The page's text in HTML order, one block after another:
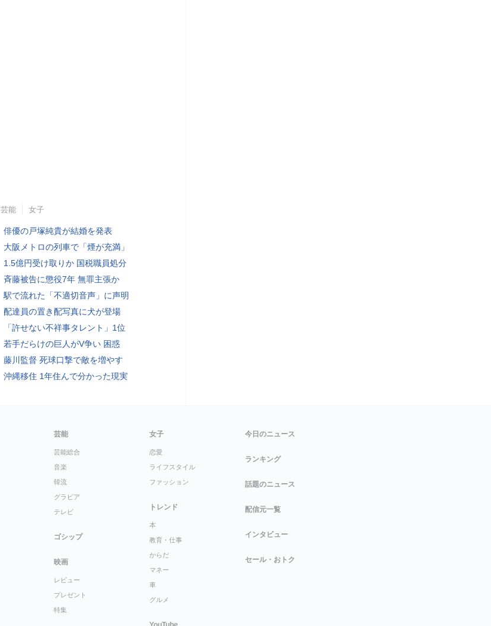
芸能 女子
俳優の戸塚純貴が結婚を発表
大阪メトロの列車で「煙が充満」
1.5億円受け取りか 国税職員処分
斉藤被告に懲役7年 無罪主張か
駅で流れた「不適切音声」に声明
配達員の置き配写真に犬が登場
「許せない不祥事タレント」1位
若手だらけの巨人がV争い 困惑
藤川監督 死球口撃で敵を増やす
沖縄移住 1年住んで分かった現実
芸能
芸能総合
音楽
韓流
グラビア
テレビ
ゴシップ
映画
レビュー
プレゼント
特集
女子
恋愛
ライフスタイル
ファッション
トレンド
本
教育・仕事
からだ
マネー
車
グルメ
今日のニュース
ランキング
話題のニュース
配信元一覧
インタビュー
セール・おトク